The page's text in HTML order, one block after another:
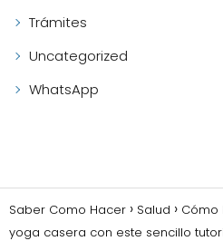
Trámites
Uncategorized
WhatsApp
Saber Como Hacer Salud
Cómo
yoga casera con este sencillo